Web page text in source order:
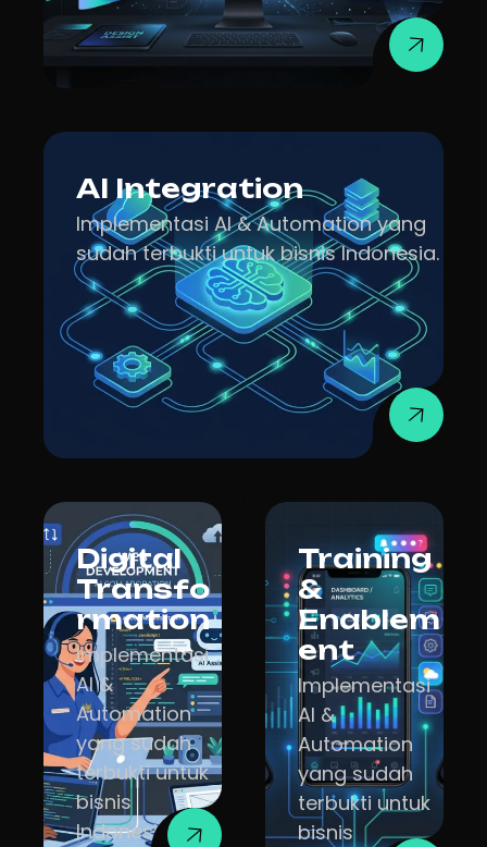
AI Integration
Implementasi AI & Automation yang
sudah terbukti untuk bisnis Indonesia.
Digital
Transfo
rmation
Implementasi
AI &
Automation
yang sudah
terbukti untuk
bisnis
Indonesia.
Training
&
Enablem
ent
Implementasi
AI &
Automation
yang sudah
terbukti untuk
bisnis